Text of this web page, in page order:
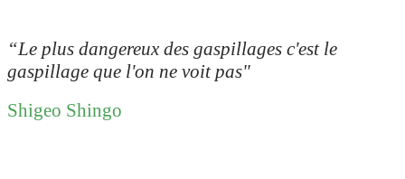
“Le plus dangereux des gaspillages c'est le
gaspillage que l'on ne voit pas"
Shigeo Shingo